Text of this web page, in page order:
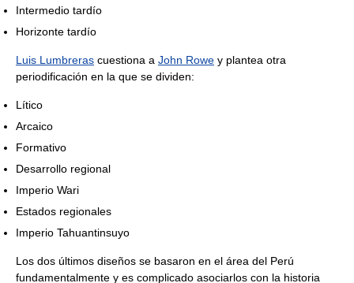
Intermedio tardío
Horizonte tardío
Luis Lumbreras cuestiona a John Rowe y plantea otra
periodificación en la que se dividen:
Lítico
Arcaico
Formativo
Desarrollo regional
Imperio Wari
Estados regionales
Imperio Tahuantinsuyo
Los dos últimos diseños se basaron en el área del Perú
fundamentalmente y es complicado asociarlos con la historia